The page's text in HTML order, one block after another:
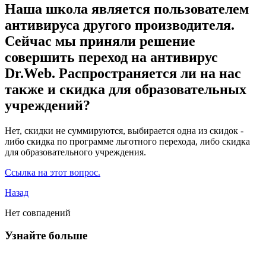
Наша школа является пользователем
антивируса другого производителя.
Сейчас мы приняли решение
совершить переход на антивирус
Dr.Web. Распространяется ли на нас
также и скидка для образовательных
учреждений?
Нет, скидки не суммируются, выбирается одна из скидок -
либо скидка по программе льготного перехода, либо скидка
для образовательного учреждения.
Ссылка на этот вопрос.
Назад
Нет совпадений
Узнайте больше